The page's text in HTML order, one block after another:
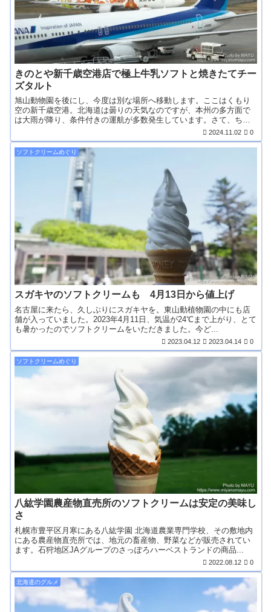
きのとや新千歳空港店で極上牛乳ソフトと焼きたてチー
ズタルト
旭山動物園を後にし、今度は別な場所へ移動します。ここはくもり
空の新千歳空港。北海道は曇りの天気なのですが、本州の多方面で
は大雨が降り、条件付きの運航が多数発生しています。さて、ち
2024.11.02 0
ソフトクリームめぐり
スガキヤのソフトクリームも 4月13日から値上げ
名古屋に来たら、久しぶりにスガキヤを。東山動植物園の中にも店
舗が入っていました。2023年4月11日、気温が24℃まで上がり、とて
も暑かったのでソフトクリームをいただきました。今ど...
2023.04.12 2023.04.14 0
ソフトクリームめぐり
八紘学園農産物直売所のソフトクリームは安定の美味し
さ
札幌市豊平区月寒にある八紘学園 北海道農業専門学校、その敷地内
にある農産物直売所では、地元の畜産物、野菜などが販売されてい
ます。石狩地区JAグループのさっぽろハーベストランドの商品...
2022.08.12 0
北海道のグルメ